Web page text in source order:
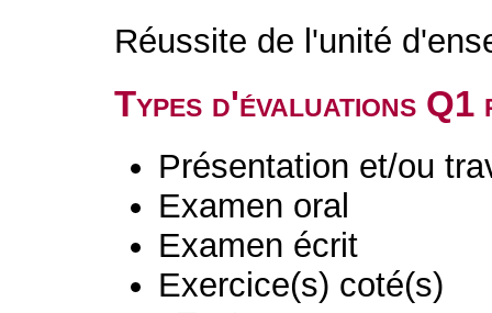
Réussite de l'unité
Types d'évaluations
Présentation et/ou
Examen oral
Examen écrit
Exercice(s) coté(s)